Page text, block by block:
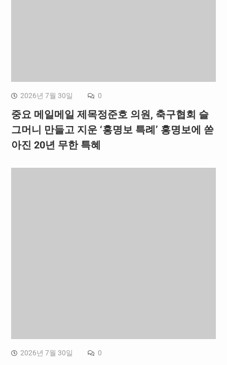
2026년 7월 30일 0
중요 메일메일 제목정준호 의원, 축구협회 슬
그머니 만들고 지운 ‘홍명보 특례’ 홍명보에 쏟
아진 20년 무한 특혜
2026년 7월 30일 0